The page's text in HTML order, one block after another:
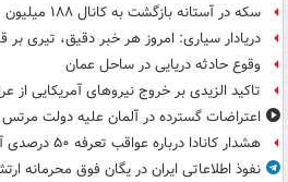
سکه در آستانه بازگشت به کانال ۱۸۸ میلیون تومان
دریادار سیاری: امروز هر خبر دقیق، تیری
وقوع حادثه دریایی در ساحل عمان
تاکید الزیدی بر خروج نیروهای آمریکایی از
اعتراضات گسترده در آلمان علیه دولت مرتس
هشدار کانادا درباره عواقب تعرفه ۵۰ درصدی آمریکا
نفوذ اطلاعاتی ایران در یگان فوق محرمانه